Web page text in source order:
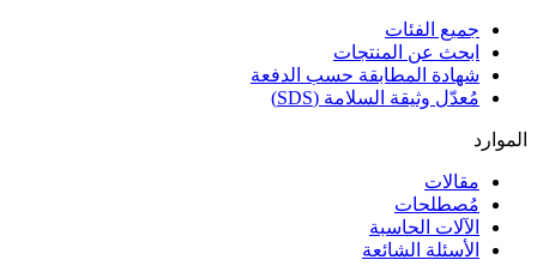
جميع الفئات
ابحث عن المنتجات
شهادة المطابقة حسب الدفعة
مُعدّل وثيقة السلامة (SDS)
الموارد
مقالات
مُصطلحات
الآلات الحاسبة
الأسئلة الشائعة